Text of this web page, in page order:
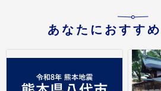
あなたにおすす